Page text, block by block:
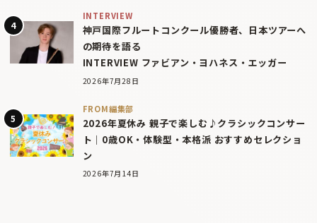
INTERVIEW
神戸国際フルートコンクール優勝者、日本ツアーへ
の期待を語る
INTERVIEW ファビアン・ヨハネス・エッガー
2026年7月28日
FROM編集部
2026年夏休み 親子で楽しむ♪クラシックコンサー
ト｜0歳OK・体験型・本格派 おすすめセレクショ
ン
2026年7月14日